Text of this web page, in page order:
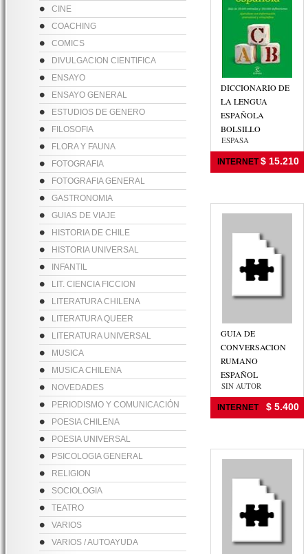
CINE
COACHING
COMICS
DIVULGACION CIENTIFICA
ENSAYO
ENSAYO GENERAL
ESTUDIOS DE GENERO
FILOSOFIA
FLORA Y FAUNA
FOTOGRAFIA
FOTOGRAFIA GENERAL
GASTRONOMIA
GUIAS DE VIAJE
HISTORIA DE CHILE
HISTORIA UNIVERSAL
INFANTIL
LIT. CIENCIA FICCION
LITERATURA CHILENA
LITERATURA QUEER
LITERATURA UNIVERSAL
MUSICA
MUSICA CHILENA
NOVEDADES
PERIODISMO Y COMUNICACIÓN
POESIA CHILENA
POESIA UNIVERSAL
PSICOLOGIA GENERAL
RELIGION
SOCIOLOGIA
TEATRO
VARIOS
VARIOS / AUTOAYUDA
DICCIONARIO DE
LA LENGUA
ESPAÑOLA
BOLSILLO
ESPASA
INTERNET $ 15.210
GUIA DE
CONVERSACION
RUMANO
ESPAÑOL
SIN AUTOR
INTERNET $ 5.400